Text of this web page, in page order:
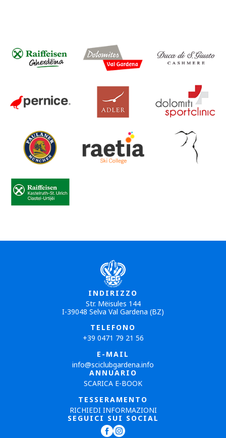
INDIRIZZO
Str. Mëisules 144
I-39048 Selva Val Gardena (BZ)
TELEFONO
+39 0471 79 21 56
E-MAIL
info@sciclubgardena.info
ANNUARIO
SCARICA E-BOOK
TESSERAMENTO
RICHIEDI INFORMAZIONI
SEGUICI SUI SOCIAL